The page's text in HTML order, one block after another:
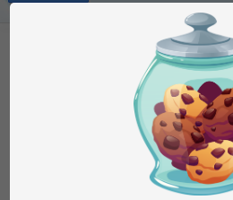
Minecraft skin
wersji: 1.9, 1.8,